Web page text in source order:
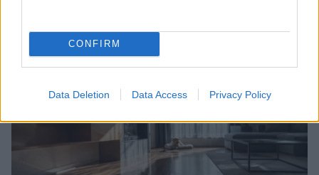
CONFIRM
Data Deletion Data Access Privacy Policy
Susanna Riva · 6 Ago 2026
TECH